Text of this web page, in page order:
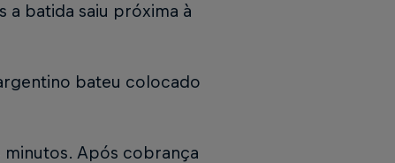
a batida saiu próxima à
bateu colocado
minutos. Após cobrança